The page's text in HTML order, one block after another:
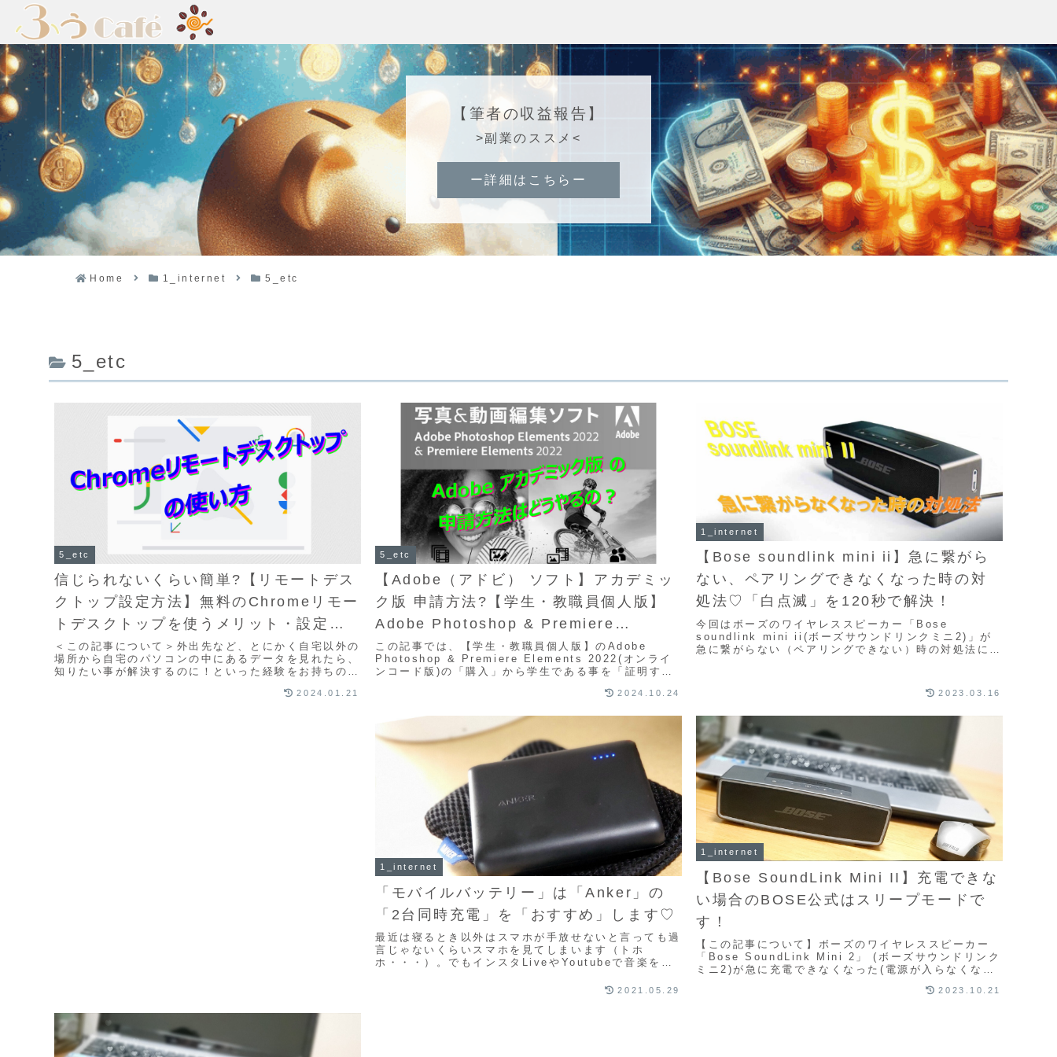
【筆者の収益報告】
>副業のススメ<
ー詳細はこちらー
Home 1_internet 5_etc
5_etc
5_etc
信じられないくらい簡単?【リモートデス
クトップ設定方法】無料のChromeリモー
トデスクトップを使うメリット・設定・
使い方を図解入りで判りやすく解説！
＜この記事について＞外出先など、とにかく自宅以外の
場所から自宅のパソコンの中にあるデータを見れたら、
知りたい事が解決するのに！といった経験をお持ちの方
2024.01.21
5_etc
【Adobe（アドビ） ソフト】アカデミッ
ク版 申請方法?【学生・教職員個人版】
Adobe Photoshop & Premiere
Elements を例にご説明します！
この記事では、【学生・教職員個人版】のAdobe
Photoshop & Premiere Elements 2022(オンライ
ンコード版)の「購入」から学生である事を「証明する
2024.10.24
1_internet
【Bose soundlink mini ii】急に繋がら
ない、ペアリングできなくなった時の対
処法♡「白点滅」を120秒で解決！
今回はボーズのワイヤレススピーカー「Bose
soundlink mini ii(ボーズサウンドリンクミニ2)」が
急に繋がらない（ペアリングできない）時の対処法につ
2023.03.16
1_internet
「モバイルバッテリー」は「Anker」の
「2台同時充電」を「おすすめ」します♡
最近は寝るとき以外はスマホが手放せないと言っても過
言じゃないくらいスマホを見てしまいます（トホ
ホ・・・）。でもインスタLiveやYoutubeで音楽を聴
2021.05.29
1_internet
【Bose SoundLink Mini II】充電できな
い場合のBOSE公式はスリープモードで
す！
【この記事について】ボーズのワイヤレススピーカー
「Bose SoundLink Mini 2」 (ボーズサウンドリンク
ミニ2)が急に充電できなくなった(電源が入らなくなっ
2023.10.21